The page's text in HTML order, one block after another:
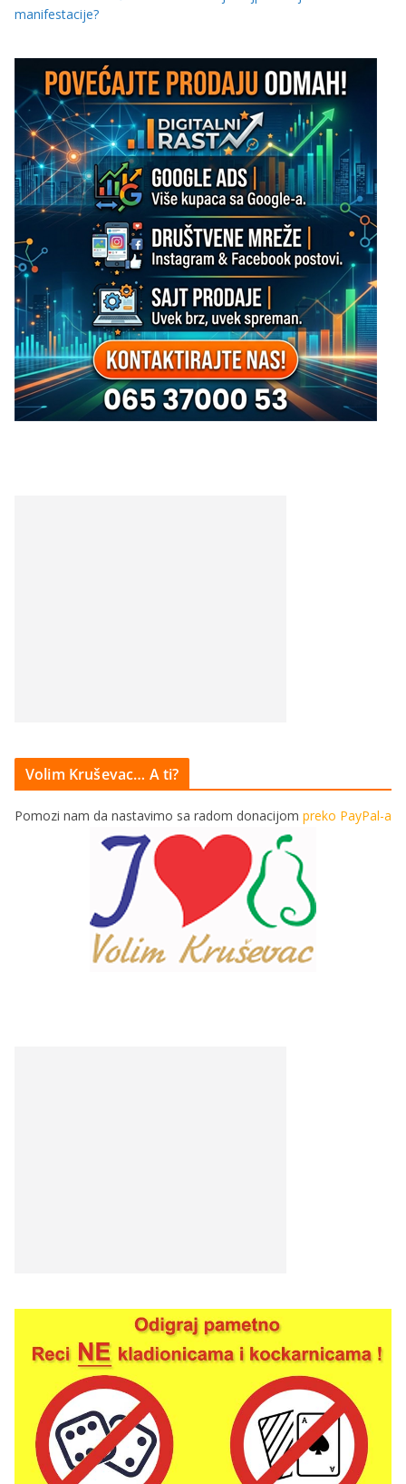
manifestacije?
Volim Kruševac… A ti?
Pomozi nam da nastavimo sa radom donacijom preko PayPal-a